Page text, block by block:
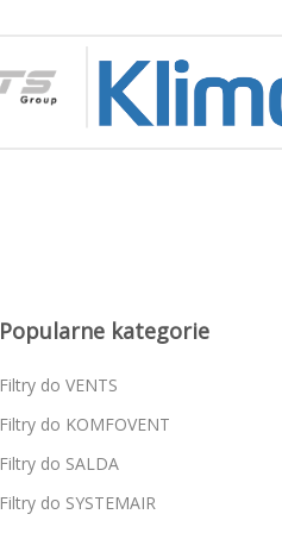
Popularne kategorie
Filtry do VENTS
Filtry do KOMFOVENT
Filtry do SALDA
Filtry do SYSTEMAIR